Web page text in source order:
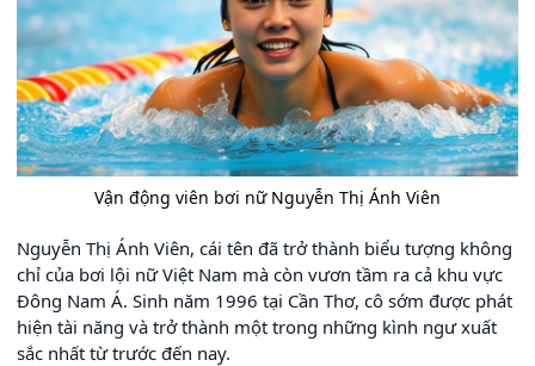
Vận động viên bơi nữ Nguyễn Thị Ánh Viên
Nguyễn Thị Ánh Viên, cái tên đã trở thành biểu tượng không
chỉ của bơi lội nữ Việt Nam mà còn vươn tầm ra cả khu vực
Đông Nam Á. Sinh năm 1996 tại Cần Thơ, cô sớm được phát
hiện tài năng và trở thành một trong những kình ngư xuất
sắc nhất từ trước đến nay.